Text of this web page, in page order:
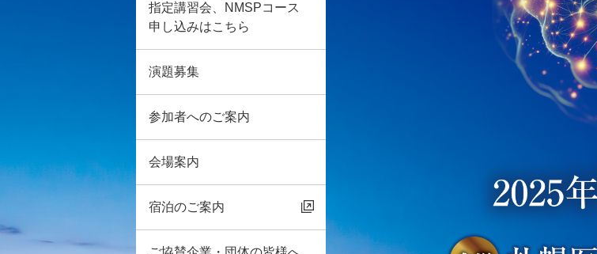
指定講習会、NMSPコース
申し込みはこちら
演題募集
参加者へのご案内
会場案内
宿泊のご案内